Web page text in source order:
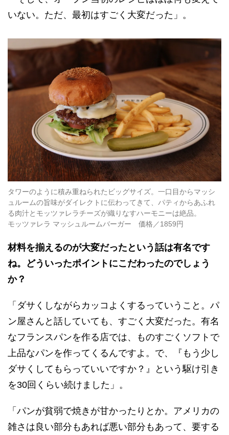
いない。ただ、最初はすごく大変だった」。
タワーのように積み重ねられたビッグサイズ。一口目からマッシ
ュルームの旨味がダイレクトに伝わってきて、パティからあふれ
る肉汁とモッツァレラチーズが織りなすハーモニーは絶品。
モッツァレラ マッシュルームバーガー 価格／1859円
材料を揃えるのが大変だったという話は有名です
ね。どういったポイントにこだわったのでしょう
か？
「ダサくしながらカッコよくするっていうこと。パ
ン屋さんと話していても、すごく大変だった。有名
なフランスパンを作る店では、ものすごくソフトで
上品なパンを作ってくるんですよ。で、『もう少し
ダサくしてもらっていいですか？』という駆け引き
を30回くらい続けました」。
「パンが貧弱で焼きが甘かったりとか。アメリカの
雑さは良い部分もあれば悪い部分もあって、要する